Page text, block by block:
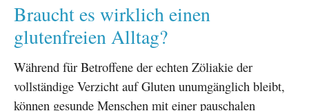
Braucht es wirklich einen
glutenfreien Alltag?
Während für Betroffene der echten Zöliakie der
vollständige Verzicht auf Gluten unumgänglich bleibt,
können gesunde Menschen mit einer pauschalen